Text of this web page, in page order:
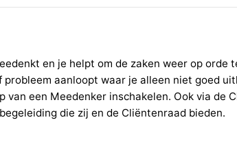
en je helpt om de zaken weer op orde
aanloopt waar je alleen niet goed
van een Meedenker inschakelen. Ook via de
die zij en de Cliëntenraad bieden.